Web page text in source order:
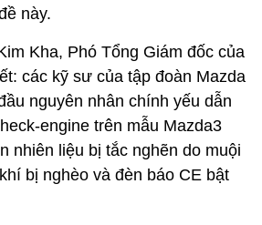
này.
Kha, Phó Tổng Giám đốc của
các kỹ sư của tập đoàn Mazda
nguyên nhân chính yếu dẫn
engine trên mẫu Mazda3
nhiên liệu bị tắc nghẽn do muội
bị nghèo và đèn báo CE bật